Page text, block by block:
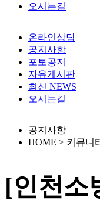
오시는길
온라인상담
공지사항
포토공지
자유게시판
최신 NEWS
오시는길
공지사항
HOME > 커뮤니
[인천소